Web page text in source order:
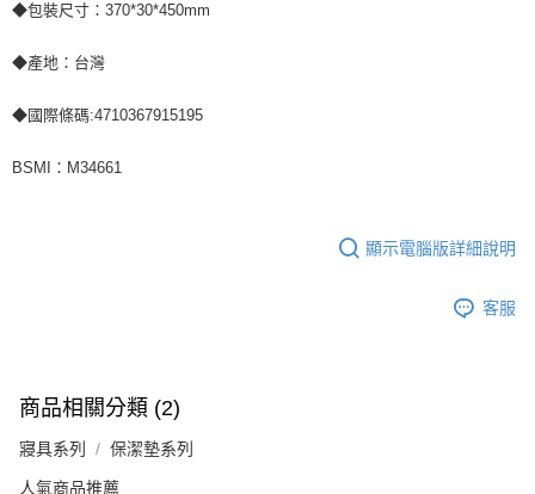
◆包裝尺寸：370*30*450mm
◆產地：台灣
◆國際條碼:4710367915195
BSMI：M34661
顯示電腦版詳細說明
客服
商品相關分類 (2)
寢具系列 保潔墊系列
人氣商品推薦